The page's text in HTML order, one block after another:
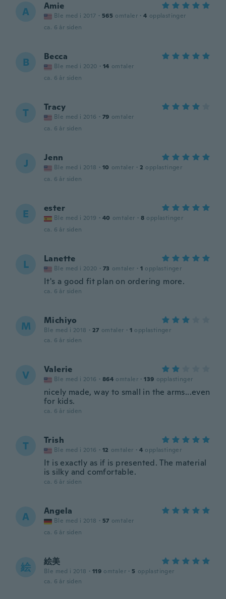
A Amie
Ble med i 2017 · 565 omtaler · 4 opplastinger
ca. 6 år siden
B Becca
Ble med i 2020 · 14 omtaler
ca. 6 år siden
T Tracy
Ble med i 2016 · 79 omtaler
ca. 6 år siden
J Jenn
Ble med i 2018 · 10 omtaler · 2 opplastinger
ca. 6 år siden
E ester
Ble med i 2019 · 40 omtaler · 8 opplastinger
ca. 6 år siden
L Lanette
Ble med i 2020 · 73 omtaler · 1 opplastinger
It's a good fit plan on ordering more.
ca. 6 år siden
M Michiyo
Ble med i 2018 · 27 omtaler · 1 opplastinger
ca. 6 år siden
V Valerie
Ble med i 2016 · 864 omtaler · 139 opplastinger
nicely made, way to small in the arms...even
for kids.
ca. 6 år siden
T Trish
Ble med i 2016 · 12 omtaler · 4 opplastinger
It is exactly as if is presented. The material
is silky and comfortable.
ca. 6 år siden
A Angela
Ble med i 2018 · 57 omtaler
ca. 6 år siden
絵 絵美
Ble med i 2018 · 119 omtaler · 5 opplastinger
ca. 6 år siden